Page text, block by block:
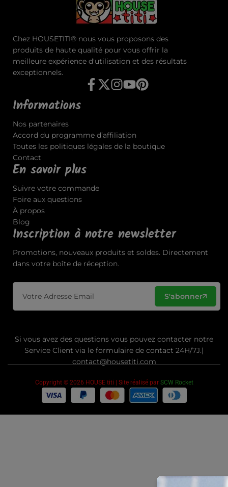
Chez HOUSETITI® nous vous proposons des
produits de haute qualité pour vous offrir la
meilleure expérience d'utilisation et des résultats
exceptionnels.
Informations
Nos partenaires
Accord du programme d’affiliation
Toutes les politiques légales de la boutique
Contact
En savoir plus
Suivre votre commande
Foire aux questions
À propos
Blog
Inscription à notre newsletter
Promotions, nouveaux produits et soldes. Directement
dans votre boîte de réception.
S'abonner
Si vous avez des questions vous pouvez contacter notre
Service Client via le formulaire de contact 24H/7J.|
contact@housetiti.com
Copyright © 2026 HOUSE titi | Site réalisé par SCW Rocket